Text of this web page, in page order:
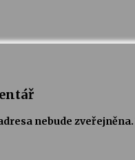
nebude zveřejněna.